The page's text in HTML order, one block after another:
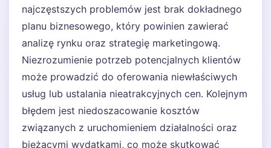
najczęstszych problemów jest brak dokładnego
planu biznesowego, który powinien zawierać
analizę rynku oraz strategię marketingową.
Niezrozumienie potrzeb potencjalnych klientów
może prowadzić do oferowania niewłaściwych
usług lub ustalania nieatrakcyjnych cen. Kolejnym
błędem jest niedoszacowanie kosztów
związanych z uruchomieniem działalności oraz
bieżącymi wydatkami, co może skutkować